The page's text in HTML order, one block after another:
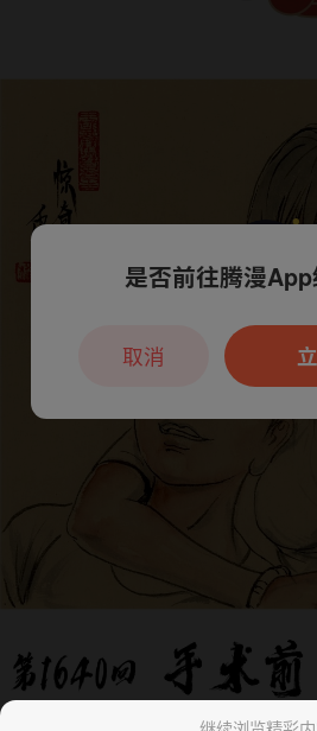
本章节仅支持App阅读，
户7天免费看
是否前往腾漫
取消